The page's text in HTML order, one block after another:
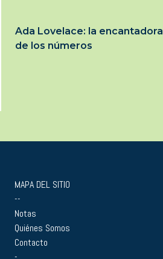
Ada Lovelace: la encantadora
de los números
MAPA DEL SITIO
--
Notas
Quiénes Somos
Contacto